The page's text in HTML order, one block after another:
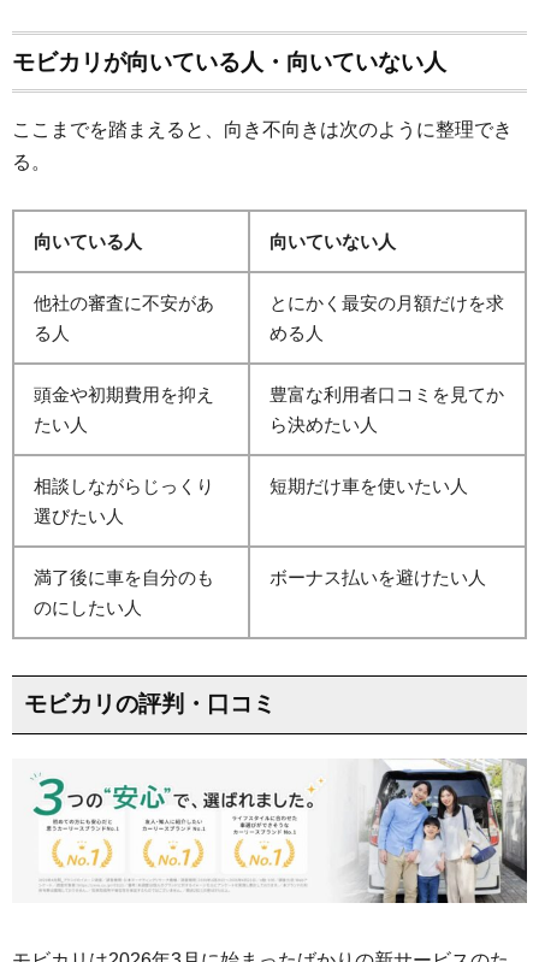
モビカリが向いている人・向いていない人
ここまでを踏まえると、向き不向きは次のように整理でき
る。
向いている人 向いていない人
他社の審査に不安があ
る人
とにかく最安の月額だけを求
める人
頭金や初期費用を抑え
たい人
豊富な利用者口コミを見てか
ら決めたい人
相談しながらじっくり
選びたい人
短期だけ車を使いたい人
満了後に車を自分のも
のにしたい人
ボーナス払いを避けたい人
モビカリの評判・口コミ